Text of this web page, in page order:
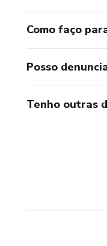
Como faço
Posso
Tenho outras